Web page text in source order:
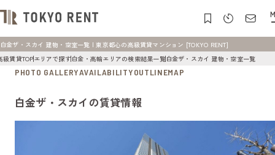
白金ザ・スカイ 建物・空室一覧 | 東京都心の高級賃貸マンション [TOKYO RENT]
級賃貸TOPエリアで探す白金・高輪エリアの検索結果一覧白金ザ・スカイ 建物・空室一覧
PHOTO GALLERYAVAILABILITYOUTLINEMAP
白金ザ・スカイの賃貸情報